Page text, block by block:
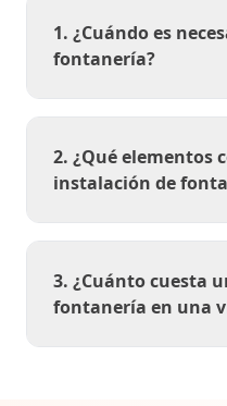
1. ¿Cuándo es
fontanería?
2. ¿Qué elementos
instalación de
3. ¿Cuánto cuesta
fontanería en una